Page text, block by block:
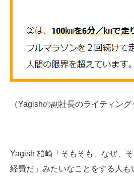
（Yagishの副社長のライティン
Yagish 柏崎「そもそも、なぜ、
経費だ」みたいなことをする人